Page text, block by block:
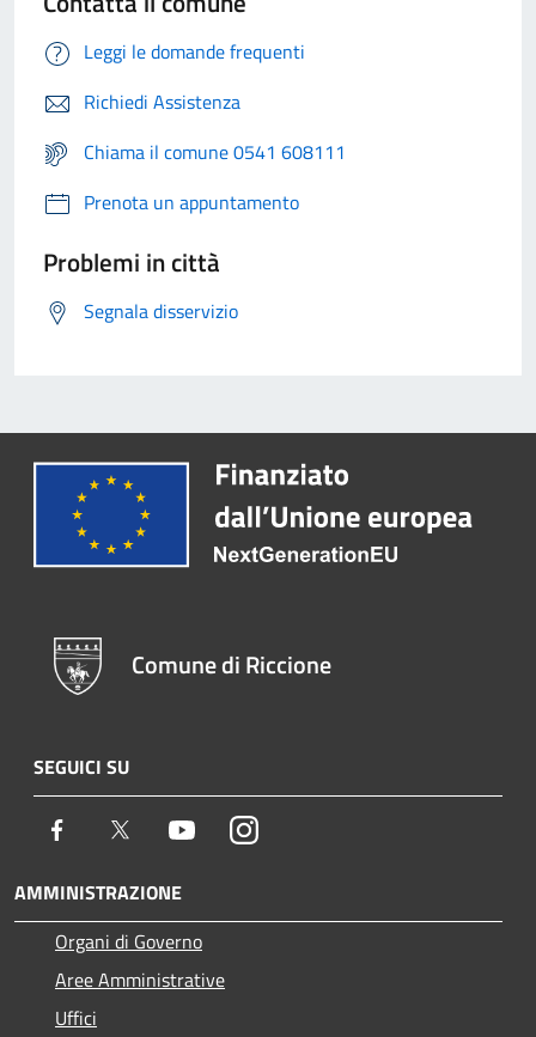
Leggi le domande frequenti
Richiedi Assistenza
Chiama il comune 0541 608111
Prenota un appuntamento
Problemi in città
Segnala disservizio
Comune di Riccione
SEGUICI SU
Facebook Twitter YoutubeInstagram
AMMINISTRAZIONE
Organi di Governo
Aree Amministrative
Uffici